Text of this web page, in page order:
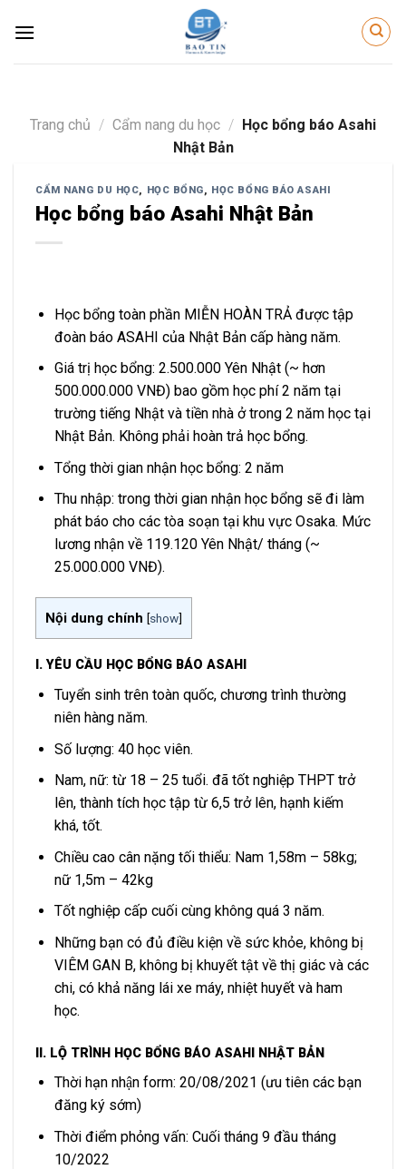
Trang chủ / Cẩm nang du học / Học bổng báo Asahi
Nhật Bản
CẨM NANG DU HỌC, HỌC BỔNG, HỌC BỔNG BÁO ASAHI
Học bổng báo Asahi Nhật Bản
Học bổng toàn phần MIỄN HOÀN TRẢ được tập
đoàn báo ASAHI của Nhật Bản cấp hàng năm.
Giá trị học bổng: 2.500.000 Yên Nhật (~ hơn
500.000.000 VNĐ) bao gồm học phí 2 năm tại
trường tiếng Nhật và tiền nhà ở trong 2 năm học tại
Nhật Bản. Không phải hoàn trả học bổng.
Tổng thời gian nhận học bổng: 2 năm
Thu nhập: trong thời gian nhận học bổng sẽ đi làm
phát báo cho các tòa soạn tại khu vực Osaka. Mức
lương nhận về 119.120 Yên Nhật/ tháng (~
25.000.000 VNĐ).
Nội dung chính [show]
I. YÊU CẦU HỌC BỔNG BÁO ASAHI
Tuyển sinh trên toàn quốc, chương trình thường
niên hàng năm.
Số lượng: 40 học viên.
Nam, nữ: từ 18 – 25 tuổi. đã tốt nghiệp THPT trở
lên, thành tích học tập từ 6,5 trở lên, hạnh kiếm
khá, tốt.
Chiều cao cân nặng tối thiểu: Nam 1,58m – 58kg;
nữ 1,5m – 42kg
Tốt nghiệp cấp cuối cùng không quá 3 năm.
Những bạn có đủ điều kiện về sức khỏe, không bị
VIÊM GAN B, không bị khuyết tật về thị giác và các
chi, có khả năng lái xe máy, nhiệt huyết và ham
học.
II. LỘ TRÌNH HỌC BỔNG BÁO ASAHI NHẬT BẢN
Thời hạn nhận form: 20/08/2021 (ưu tiên các bạn
đăng ký sớm)
Thời điểm phỏng vấn: Cuối tháng 9 đầu tháng
10/2022